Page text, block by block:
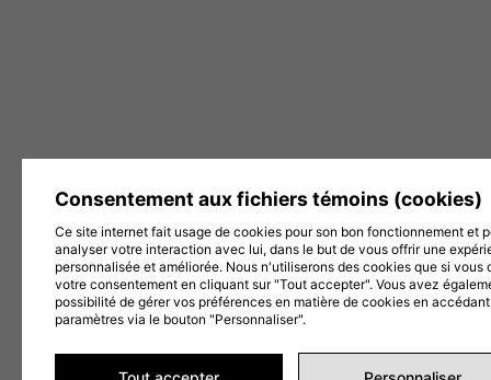
Consentement aux fichiers témoins (cookies)
Ce site internet fait usage de cookies pour son bon fonctionnement et
analyser votre interaction avec lui, dans le but de vous offrir une
personnalisée et améliorée. Nous n'utiliserons des cookies que si vous
votre consentement en cliquant sur "Tout accepter". Vous avez
possibilité de gérer vos préférences en matière de cookies en
paramètres via le bouton "Personnaliser".